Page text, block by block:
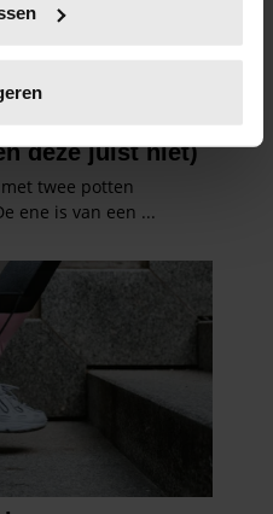
(fingerprinting)
in het
en advertenties te
analyseren. Ook delen we
onze site met onze
en analyse. Deze
combineren met andere
of die ze hebben
van hun services. U
als u onze website blijft